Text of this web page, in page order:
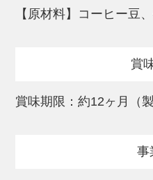
ら、その時もっとも
【原材料】コーヒー豆
賞
賞味期限：約12ヶ月（
事